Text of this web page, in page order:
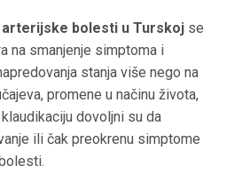
bolesti u Turskojse
na smanjenje simptoma i
stanja više nego na
promene u načinu života,
dovoljni su da
ili čak preokrenu simptome